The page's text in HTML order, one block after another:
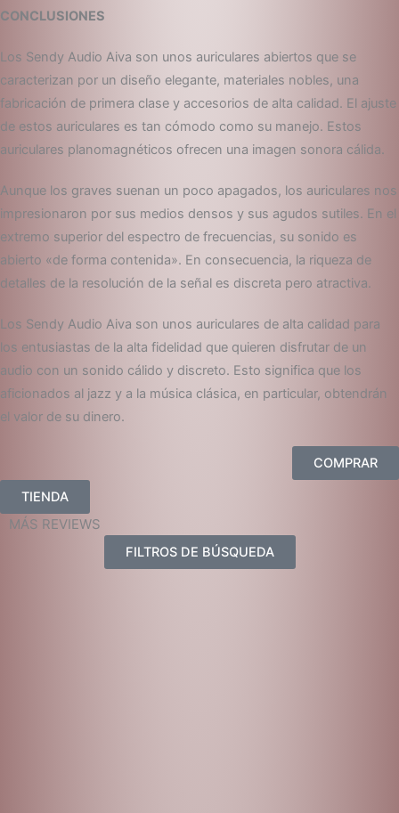
CONCLUSIONES
Los Sendy Audio Aiva son unos auriculares abiertos que se
caracterizan por un diseño elegante, materiales nobles, una
fabricación de primera clase y accesorios de alta calidad. El ajuste
de estos auriculares es tan cómodo como su manejo. Estos
auriculares planomagnéticos ofrecen una imagen sonora cálida.
Aunque los graves suenan un poco apagados, los auriculares nos
impresionaron por sus medios densos y sus agudos sutiles. En el
extremo superior del espectro de frecuencias, su sonido es
abierto «de forma contenida». En consecuencia, la riqueza de
detalles de la resolución de la señal es discreta pero atractiva.
Los Sendy Audio Aiva son unos auriculares de alta calidad para
los entusiastas de la alta fidelidad que quieren disfrutar de un
audio con un sonido cálido y discreto. Esto significa que los
aficionados al jazz y a la música clásica, en particular, obtendrán
el valor de su dinero.
COMPRAR
TIENDA
MÁS REVIEWS
FILTROS DE BÚSQUEDA